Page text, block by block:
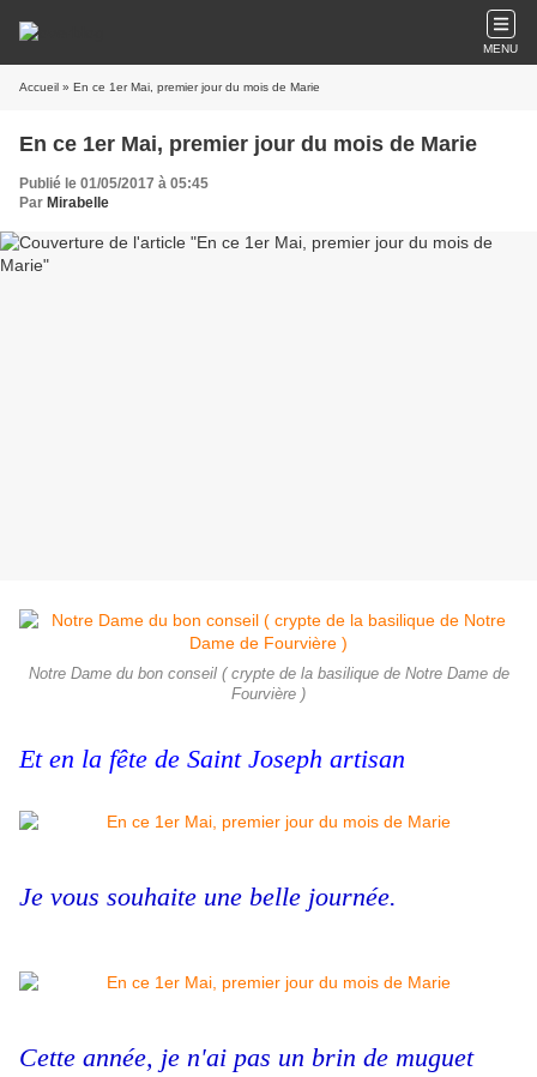
MENU
Accueil » En ce 1er Mai, premier jour du mois de Marie
En ce 1er Mai, premier jour du mois de Marie
Publié le 01/05/2017 à 05:45
Par Mirabelle
Notre Dame du bon conseil ( crypte de la basilique de Notre Dame de
Fourvière )
Et en la fête de Saint Joseph artisan
Je vous souhaite une belle journée.
Cette année, je n'ai pas un brin de muguet